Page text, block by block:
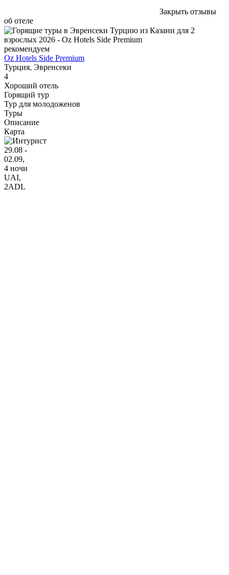
Закрыть отзывы
об отеле
рекомендуем
Oz Hotels Side Premium
Турция, Эвренсеки
4
Хороший отель
Горящий тур
Тур для молодоженов
Туры
Описание
Карта
29.08 -
02.09,
4 ночи
UAI,
2ADL